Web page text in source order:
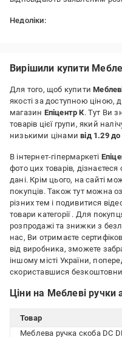
Недоліки:
Вирішили купити
Для того, щоб купити
якості за доступною ціною,
магазин Епіцентр К. Тут Ви
товарів цієї групи, який
низькими цінамивід 1.29
В інтернет-гіпермаркеті
фото цих товарів, дізнаєтеся
дані. Крім цього, на сайті
покупців. Також тут можна
різних тем і подивитися
товари категорії . Для
розпродажі та знижки з
нас, Ви отримаєте
від виробника, зможете
іншому місті України,
скориставшися
Ціни на Меблеві ручки
Товар
Меблева ручка скоба DC